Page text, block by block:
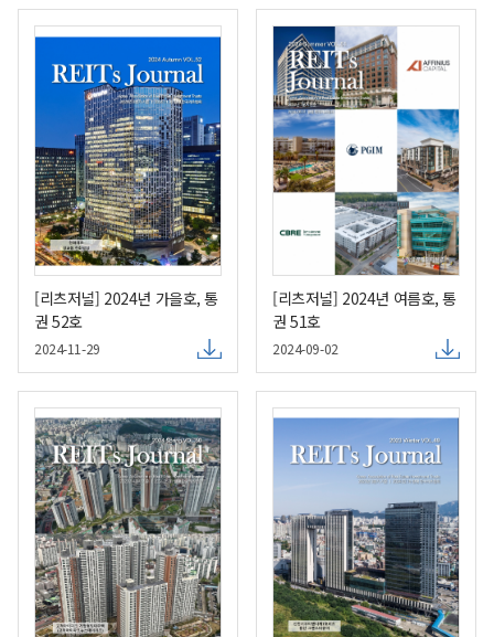
[리츠저널] 2024년 가을호, 통
권 52호
2024-11-29
[리츠저널] 2024년 여름호, 통
권 51호
2024-09-02